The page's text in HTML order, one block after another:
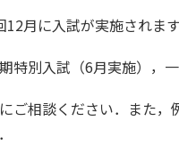
月に入試が実施されます
特別入試（6月実施），
ご相談ください．また